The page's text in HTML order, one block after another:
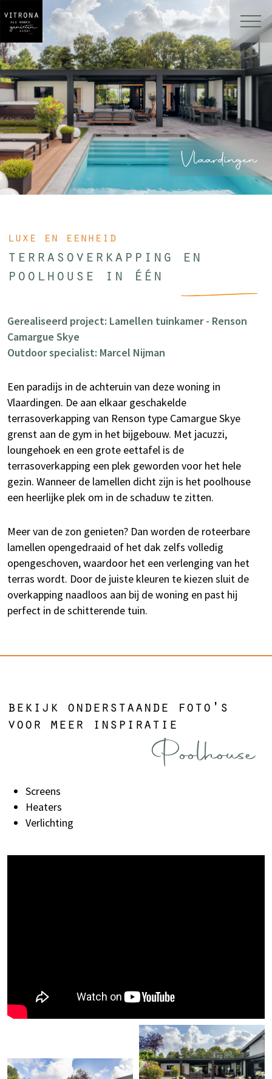
Vlaardingen
luxe en eenheid
terrasoverkapping en
poolhouse in één
Gerealiseerd project: Lamellen tuinkamer - Renson
Camargue Skye
Outdoor specialist: Marcel Nijman
Een paradijs in de achteruin van deze woning in
Vlaardingen. De aan elkaar geschakelde
terrasoverkapping van Renson type Camargue Skye
grenst aan de gym in het bijgebouw. Met jacuzzi,
loungehoek en een grote eettafel is de
terrasoverkapping een plek geworden voor het hele
gezin. Wanneer de lamellen dicht zijn is het poolhouse
een heerlijke plek om in de schaduw te zitten.
Meer van de zon genieten? Dan worden de roteerbare
lamellen opengedraaid of het dak zelfs volledig
opengeschoven, waardoor het een verlenging van het
terras wordt. Door de juiste kleuren te kiezen sluit de
overkapping naadloos aan bij de woning en past hij
perfect in de schitterende tuin.
bekijk onderstaande foto's
voor meer inspiratie
Poolhouse
Screens
Heaters
Verlichting